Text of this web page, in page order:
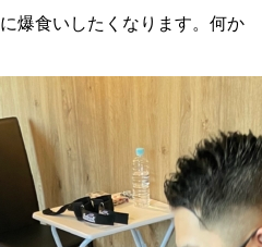
爆食いしたくなります。何か